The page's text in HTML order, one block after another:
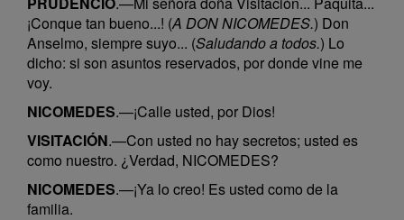
¡Conque tan bueno...! (A DON NICOMEDES.) Don
Anselmo, siempre suyo... (Saludando a todos.) Lo
dicho: si son asuntos reservados, por donde vine me
voy.
NICOMEDES.—¡Calle usted, por Dios!
VISITACIÓN.—Con usted no hay secretos; usted es
como nuestro. ¿Verdad, NICOMEDES?
NICOMEDES.—¡Ya lo creo! Es usted como de la
familia.